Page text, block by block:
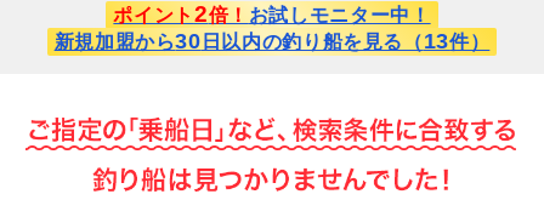
ポイント 2倍！ お試しモニター中！
新規加盟から30 日以内の釣り船を見る（13件）